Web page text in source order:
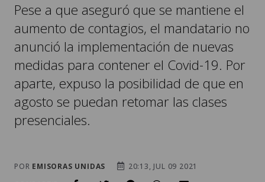
Pese a que aseguró que se mantiene el
aumento de contagios, el mandatario no
anunció la implementación de nuevas
medidas para contener el Covid-19. Por
aparte, expuso la posibilidad de que en
agosto se puedan retomar las clases
presenciales.
POR EMISORAS UNIDAS
20:13, JUL 09 2021